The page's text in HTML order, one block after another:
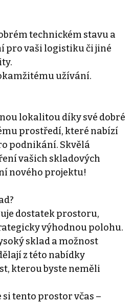
technickém stavu a
pro vaši logistiku či jiné
užívání.
lokalitou díky své dobré
prostředí, které nabízí
podnikání. Skvělá
vašich skladových
nového projektu!
dostatek prostoru,
výhodnou polohu.
sklad a možnost
z této nabídky
kterou byste neměli
si tento prostor včas –